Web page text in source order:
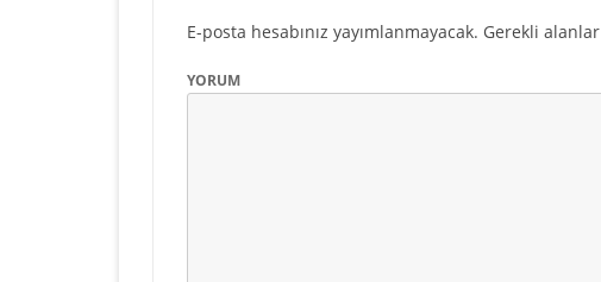
E-posta hesabınız yayımlanmayacak. Gerekli alanlar
YORUM